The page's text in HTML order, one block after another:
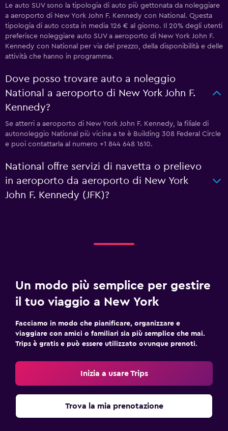
Le auto SUV sono la tipologia di auto più gettonata da noleggiare
a aeroporto di New York John F. Kennedy con National. Questa
tipologia di auto costa in media 126 € al giorno. Il 20% degli utenti
preferisce noleggiare auto SUV a aeroporto di New York John F.
Kennedy con National per via del prezzo, della disponibilità e delle
attività che hanno in programma.
Dove posso trovare auto a noleggio
National a aeroporto di New York John F.
Kennedy?
Se atterri a aeroporto di New York John F. Kennedy, la filiale di
autonoleggio National più vicina a te è Building 308 Federal Circle
e puoi contattarla al numero +1 844 648 1610.
National offre servizi di navetta o prelievo
in aeroporto da aeroporto di New York
John F. Kennedy (JFK)?
Un modo più semplice per gestire
il tuo viaggio a New York
Facciamo in modo che pianificare, organizzare e
viaggiare con amici o familiari sia più semplice che mai.
Trips è gratis e può essere utilizzato ovunque prenoti.
Inizia a usare Trips
Trova la mia prenotazione